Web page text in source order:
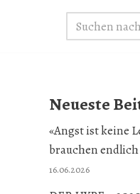
Neueste
«Angst ist keine
brauchen
16.06.2026